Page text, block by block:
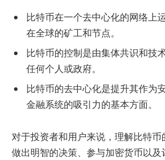
比特币在一个去中心化的网络上
在全球的矿工和节点。
比特币的控制是由集体共识和技
任何个人或政府。
比特币的去中心化是提升其作为
金融系统的吸引力的基本方面。
对于投资者和用户来说，理解比特
做出明智的决策、参与加密货币以